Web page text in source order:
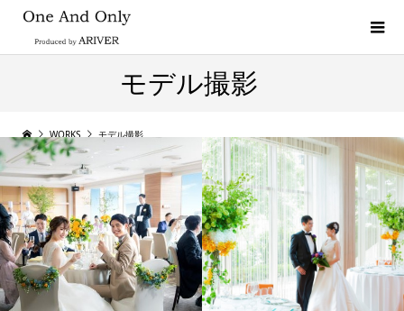
モデル撮影
WORKS モデル撮影